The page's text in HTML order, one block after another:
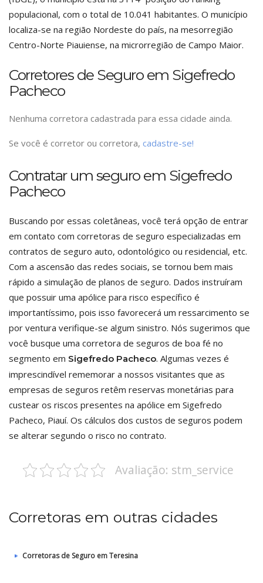
populacional, com o total de 10.041 habitantes. O município
localiza-se na região Nordeste do país, na mesorregião
Centro-Norte Piauiense, na microrregião de Campo Maior.
Corretores de Seguro em Sigefredo
Pacheco
Nenhuma corretora cadastrada para essa cidade ainda.
Se você é corretor ou corretora, cadastre-se!
Contratar um seguro em Sigefredo
Pacheco
Buscando por essas coletâneas, você terá opção de entrar
em contato com corretoras de seguro especializadas em
contratos de seguro auto, odontológico ou residencial, etc.
Com a ascensão das redes sociais, se tornou bem mais
rápido a simulação de planos de seguro. Dados instruíram
que possuir uma apólice para risco específico é
importantíssimo, pois isso favorecerá um ressarcimento se
por ventura verifique-se algum sinistro. Nós sugerimos que
você busque uma corretora de seguros de boa fé no
segmento em Sigefredo Pacheco. Algumas vezes é
imprescindível rememorar a nossos visitantes que as
empresas de seguros retêm reservas monetárias para
custear os riscos presentes na apólice em Sigefredo
Pacheco, Piauí. Os cálculos dos custos de seguros podem
se alterar segundo o risco no contrato.
Avaliação: stm_service
Corretoras em outras cidades
Corretoras de Seguro em Teresina